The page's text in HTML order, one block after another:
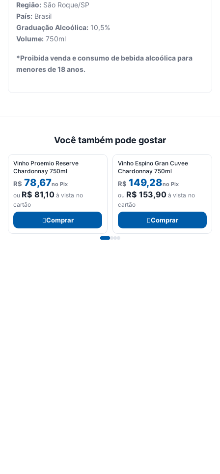
carrinho
está
Região: São Roque/SP
País: Brasil
Graduação Alcoólica: 10,5%
Volume: 750ml
*Proibida venda e consumo de bebida alcoólica para
menores de 18 anos.
Você também pode gostar
Vinho Proemio Reserve
Chardonnay 750ml
R$ 78,67no Pix
ou R$ 81,10à vista no
cartão
Comprar
Vinho Espino Gran Cuvee
Chardonnay 750ml
R$ 149,28no Pix
ou R$ 153,90à vista no
cartão
Comprar